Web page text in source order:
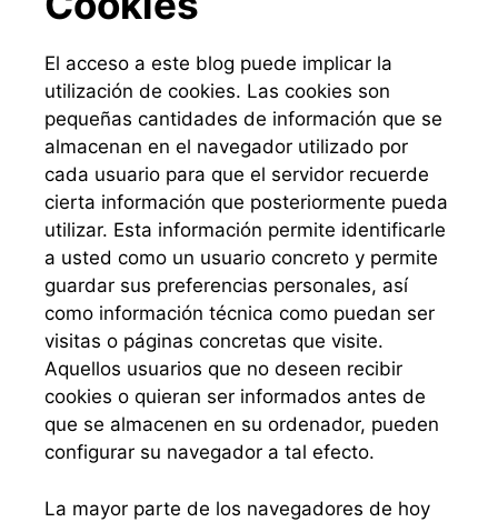
El acceso a este blog puede implicar la
utilización de cookies. Las cookies son
pequeñas cantidades de información que se
almacenan en el navegador utilizado por
cada usuario para que el servidor recuerde
cierta información que posteriormente pueda
utilizar. Esta información permite identificarle
a usted como un usuario concreto y permite
guardar sus preferencias personales, así
como información técnica como puedan ser
visitas o páginas concretas que visite.
Aquellos usuarios que no deseen recibir
cookies o quieran ser informados antes de
que se almacenen en su ordenador, pueden
configurar su navegador a tal efecto.
La mayor parte de los navegadores de hoy